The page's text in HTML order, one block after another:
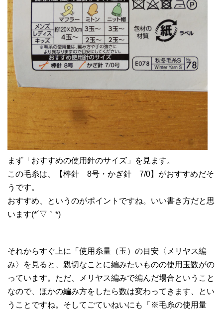
まず「おすすめの使用針のサイズ」を見ます。
この毛糸は、【棒針 8号・かぎ針 7/0】がおすすめだそ
うです。
おすすめ、というのがポイントですね。いい書き方だと思
います(*´▽｀*)
それからすぐ上に「使用糸量（玉）の目安〈メリヤス編
み〉を見ると、親切なことに編みたいものの使用玉数がの
っています。ただ、メリヤス編みで編んだ場合ということ
なので、ほかの編み方をしたら数は変わってきます、とい
うことですね。そしてごていねいにも「※毛糸の使用量